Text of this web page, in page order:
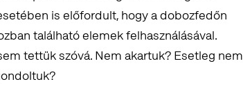
is előfordult, hogy a dobozfedőn
található elemek felhasználásával.
tettük szóvá. Nem akartuk? Esetleg nem